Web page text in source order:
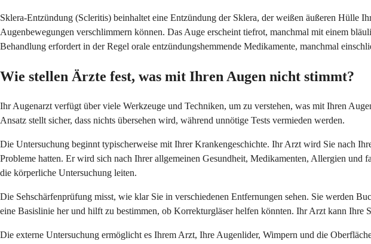
Sklera-Entzündung (Scleritis) beinhaltet eine Entzündung der Sklera, der weißen äußeren Hülle
Augenbewegungen verschlimmern können. Das Auge erscheint tiefrot, manchmal mit einem
Behandlung erfordert in der Regel orale entzündungshemmende Medikamente, manchmal
Wie stellen Ärzte fest, was mit Ihren Augen nicht stimmt?
Ihr Augenarzt verfügt über viele Werkzeuge und Techniken, um zu verstehen, was mit Ihren
Ansatz stellt sicher, dass nichts übersehen wird, während unnötige Tests vermieden werden.
Die Untersuchung beginnt typischerweise mit Ihrer Krankengeschichte. Ihr Arzt wird Sie nach
Probleme hatten. Er wird sich nach Ihrer allgemeinen Gesundheit, Medikamenten, Allergien
die körperliche Untersuchung leiten.
Die Sehschärfenprüfung misst, wie klar Sie in verschiedenen Entfernungen sehen. Sie werden
eine Basislinie her und hilft zu bestimmen, ob Korrekturgläser helfen könnten. Ihr Arzt kann
Die externe Untersuchung ermöglicht es Ihrem Arzt, Ihre Augenlider, Wimpern und die